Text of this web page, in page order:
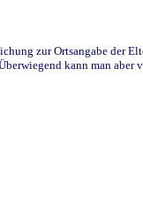
zur Ortsangabe der
kann man aber